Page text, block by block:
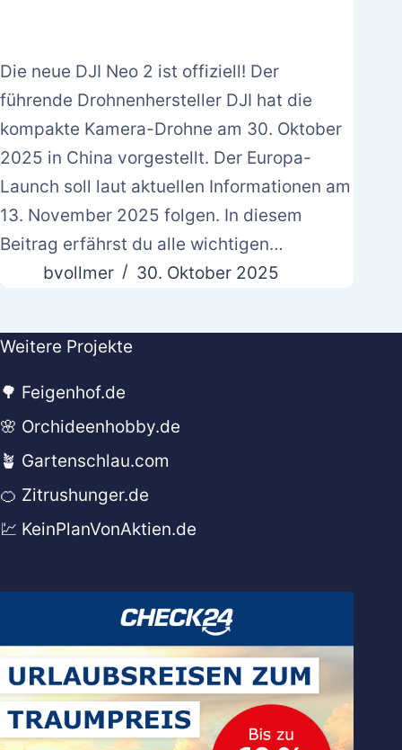
Die neue DJI Neo 2 ist offiziell! Der
führende Drohnenhersteller DJI hat die
kompakte Kamera-Drohne am 30. Oktober
2025 in China vorgestellt. Der Europa-
Launch soll laut aktuellen Informationen am
13. November 2025 folgen. In diesem
Beitrag erfährst du alle wichtigen…
bvollmer
30. Oktober 2025
Weitere Projekte
🌳 Feigenhof.de
🌸 Orchideenhobby.de
🪴 Gartenschlau.com
🍊 Zitrushunger.de
💹 KeinPlanVonAktien.de